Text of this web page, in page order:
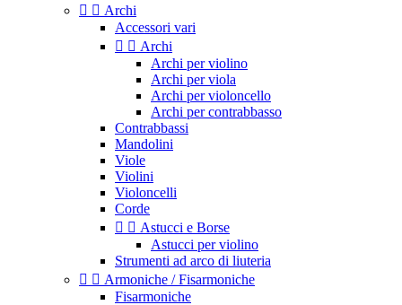
  Archi
Accessori vari
  Archi
Archi per violino
Archi per viola
Archi per violoncello
Archi per contrabbasso
Contrabbassi
Mandolini
Viole
Violini
Violoncelli
Corde
  Astucci e Borse
Astucci per violino
Strumenti ad arco di liuteria
  Armoniche / Fisarmoniche
Fisarmoniche